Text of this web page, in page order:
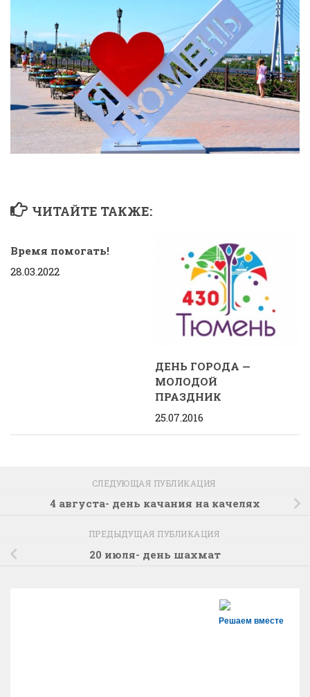
ЧИТАЙТЕ ТАКЖЕ:
Время помогать!
28.03.2022
ДЕНЬ ГОРОДА —
МОЛОДОЙ
ПРАЗДНИК
25.07.2016
СЛЕДУЮЩАЯ ПУБЛИКАЦИЯ
4 августа- день качания на качелях
ПРЕДЫДУЩАЯ ПУБЛИКАЦИЯ
20 июля- день шахмат
Решаем вместе